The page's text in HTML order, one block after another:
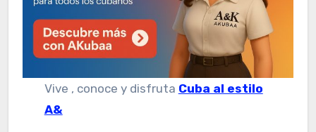
Vive , conoce y disfruta Cuba al estilo
A&